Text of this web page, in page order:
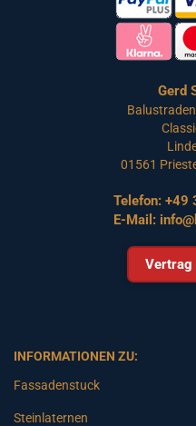
Gerd
01561
Telefon: +49
E-Mail:
Vertrag
INFORMATIONEN ZU:
Fassadenstuck
Steinlaternen